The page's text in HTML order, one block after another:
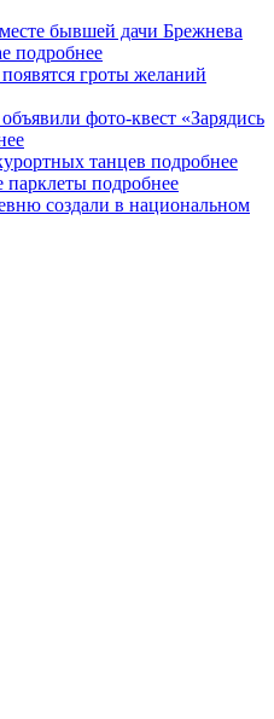
бывшей дачи Брежнева
подробнее
гроты желаний
фото-квест «Зарядись
танцев подробнее
парклеты подробнее
создали в национальном